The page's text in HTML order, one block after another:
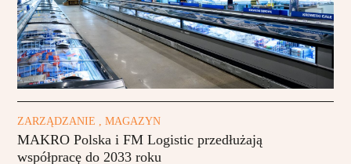
ZARZĄDZANIE , MAGAZYN
MAKRO Polska i FM Logistic przedłużają
współpracę do 2033 roku